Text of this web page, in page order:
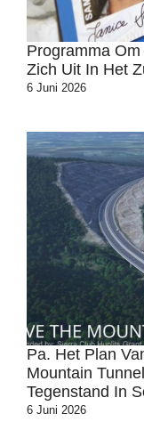
Programma
Zich Uit In Het
6 Juni 2026
Pa. Het Plan
Mountain
Tegenstand In
6 Juni 2026